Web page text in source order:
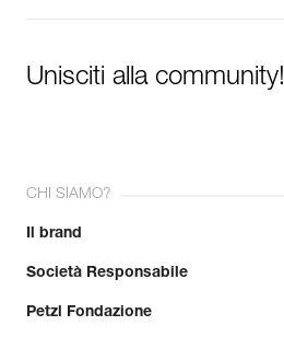
Unisciti alla community!
CHI SIAMO?
Il brand
Società Responsabile
Petzl Fondazione